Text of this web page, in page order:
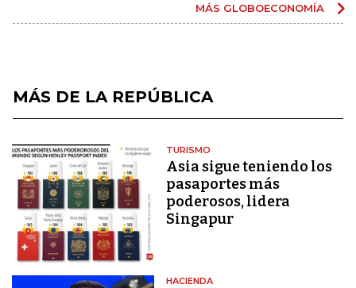
MÁS GLOBOECONOMÍA
MÁS DE LA REPÚBLICA
TURISMO
Asia sigue teniendo los
pasaportes más
poderosos, lidera
Singapur
HACIENDA